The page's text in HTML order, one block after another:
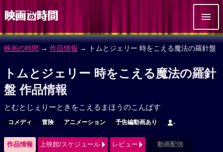
映画の時間 → 作品情報 → トムとジェリー 時をこえる魔法の羅針盤
トムとジェリー 時をこえる魔法の羅針
盤 作品情報
とむとじぇりーときをこえるまほうのこんぱす
コメディ 冒険 アニメーション 予告編動画あり -
作品情報 上映館/スケジュール レビュー 動画配信